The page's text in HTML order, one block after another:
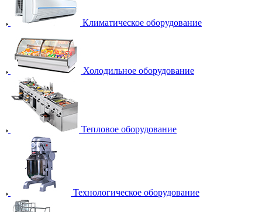
Климатическое оборудование
Холодильное оборудование
Тепловое оборудование
Технологическое оборудование